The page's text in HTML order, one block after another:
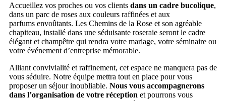
Accueillez vos proches ou vos clients dans un cadre bucolique,
dans un parc de roses aux couleurs raffinées et aux
parfums envoûtants. Les Chemins de la Rose et son agréable
chapiteau, installé dans une séduisante roseraie seront le cadre
élégant et champêtre qui rendra votre mariage, votre séminaire ou
votre événement d’entreprise mémorable.
Alliant convivialité et raffinement, cet espace ne manquera pas de
vous séduire. Notre équipe mettra tout en place pour vous
proposer un séjour inoubliable. Nous vous accompagnerons
dans l’organisation de votre réception et pourrons vous